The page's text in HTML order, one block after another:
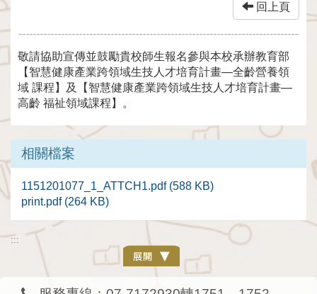
回上頁
敬請協助宣傳並鼓勵貴校師生報名參與本校承辦教育部
【智慧健康產業跨領域生技人才培育計畫—全齡營養領
域 課程】及【智慧健康產業跨領域生技人才培育計畫—
高齡 福祉領域課程】。
相關檔案
1151201077_1_ATTCH1.pdf (588 KB)
print.pdf (264 KB)
:::